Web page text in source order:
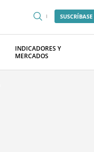
SUSCRÍBASE
INDICADORES Y
MERCADOS